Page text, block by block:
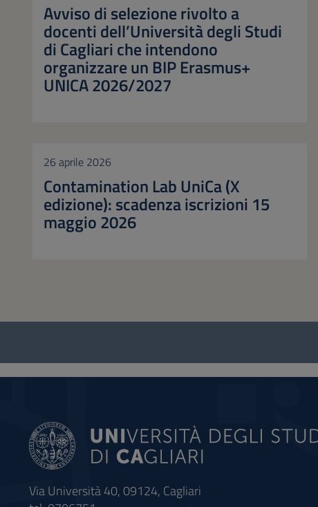
Avviso di selezione rivolto a
docenti dell’Università degli Studi
di Cagliari che intendono
organizzare un BIP Erasmus+
UNICA 2026/2027
26 aprile 2026
Contamination Lab UniCa (X
edizione): scadenza iscrizioni 15
maggio 2026
Questionario
social
Via Università 40, 09124, Cagliari